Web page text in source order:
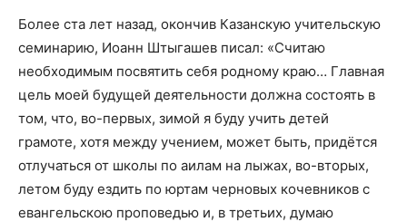
Более ста лет назад, окончив Казанскую учительскую
семинарию, Иоанн Штыгашев писал: «Считаю
необходимым посвятить себя родному краю… Главная
цель моей будущей деятельности должна состоять в
том, что, во-первых, зимой я буду учить детей
грамоте, хотя между учением, может быть, придётся
отлучаться от школы по аилам на лыжах, во-вторых,
летом буду ездить по юртам черновых кочевников с
евангельскою проповедью и, в третьих, думаю